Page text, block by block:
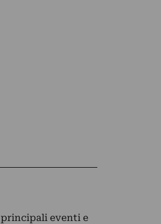
principali eventi e